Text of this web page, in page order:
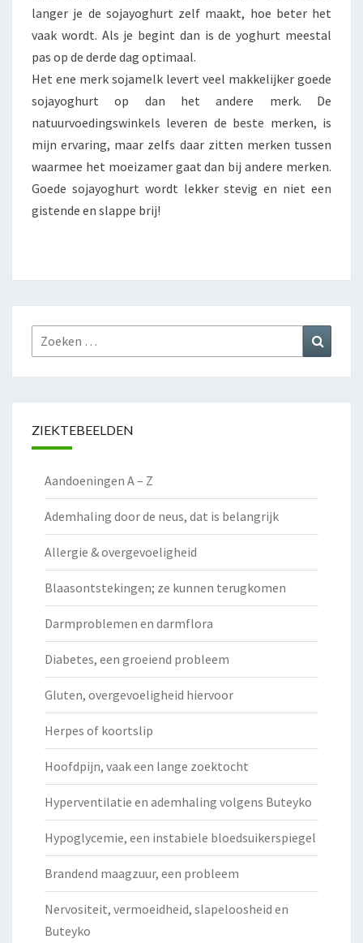
langer je de sojayoghurt zelf maakt, hoe beter het
vaak wordt. Als je begint dan is de yoghurt meestal
pas op de derde dag optimaal.
Het ene merk sojamelk levert veel makkelijker goede
sojayoghurt op dan het andere merk. De
natuurvoedingswinkels leveren de beste merken, is
mijn ervaring, maar zelfs daar zitten merken tussen
waarmee het moeizamer gaat dan bij andere merken.
Goede sojayoghurt wordt lekker stevig en niet een
gistende en slappe brij!
Zoeken
naar:
ZIEKTEBEELDEN
Aandoeningen A – Z
Ademhaling door de neus, dat is belangrijk
Allergie & overgevoeligheid
Blaasontstekingen; ze kunnen terugkomen
Darmproblemen en darmflora
Diabetes, een groeiend probleem
Gluten, overgevoeligheid hiervoor
Herpes of koortslip
Hoofdpijn, vaak een lange zoektocht
Hyperventilatie en ademhaling volgens Buteyko
Hypoglycemie, een instabiele bloedsuikerspiegel
Brandend maagzuur, een probleem
Nervositeit, vermoeidheid, slapeloosheid en
Buteyko